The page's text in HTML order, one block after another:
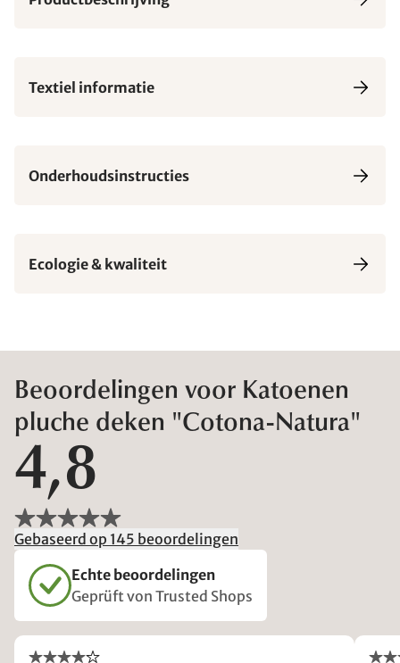
Textiel informatie
Onderhoudsinstructies
Ecologie & kwaliteit
Beoordelingen voor Katoenen
pluche deken "Cotona-Natura"
4,8
Gebaseerd op 145 beoordelingen
Echte beoordelingen
Geprüft von Trusted Shops